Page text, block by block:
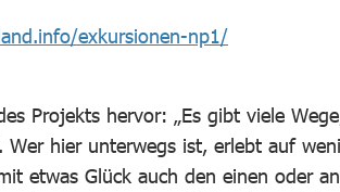
exkursionen-np1/
Projekts hervor: „Es gibt viele
hier unterwegs ist, erlebt auf
etwas Glück auch den einen oder